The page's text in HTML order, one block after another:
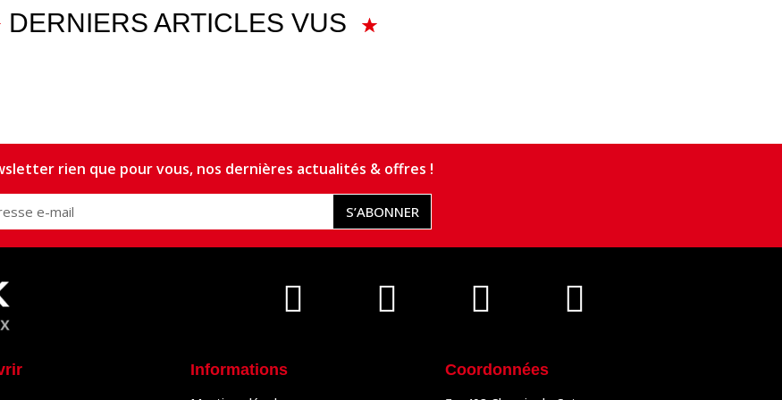
DERNIERS ARTICLES VUS
rien que pour vous, nos dernières actualités & offres !
S’ABONNER
Informations Coordonnées